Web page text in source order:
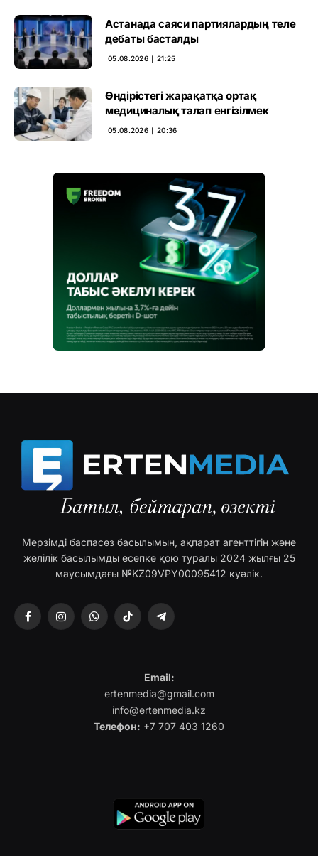
Астанада саяси партиялардың теле
дебаты басталды
05.08.2026 ∣ 21:25
Өндірістегі жарақатқа ортақ
медициналық талап енгізілмек
05.08.2026 ∣ 20:36
Мерзімді баспасөз басылымын, ақпарат агенттігін және
желілік басылымды есепке қою туралы 2024 жылғы 25
маусымдағы №KZ09VPY00095412 куәлік.
FacebookInstagramWhatsAppTikTok Telegram
Email:
ertenmedia@gmail.com
info@ertenmedia.kz
Телефон: +7 707 403 1260